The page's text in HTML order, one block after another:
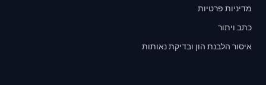
מדיניות פרטיות
כתב ויתור
איסור הלבנת הון ובדיקת נאותות